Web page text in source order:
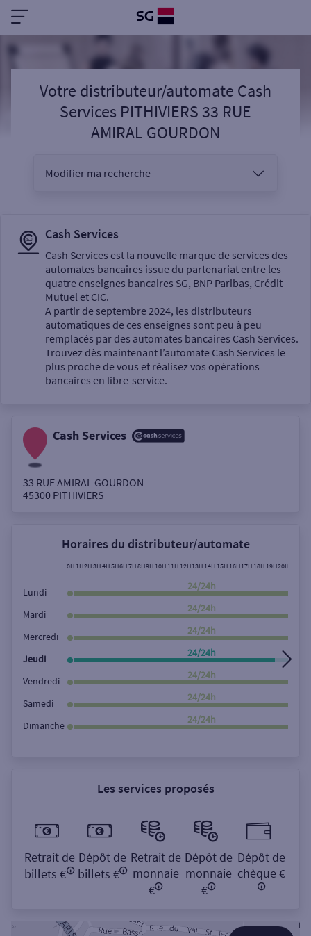
Votre distributeur/automate Cash
Services PITHIVIERS 33 RUE
AMIRAL GOURDON
Modifier ma recherche
Sélectionnez votre recherche
Un service
Autour de moi
Rue
Cash Services
Cash Services est la nouvelle marque de services des
automates bancaires issue du partenariat entre les
quatre enseignes bancaires SG, BNP Paribas, Crédit
Mutuel et CIC.
A partir de septembre 2024, les distributeurs
automatiques de ces enseignes sont peu à peu
remplacés par des automates bancaires Cash Services.
Trouvez dès maintenant l’automate Cash Services le
plus proche de vous et réalisez vos opérations
bancaires en libre-service.
Cash Services
33 RUE AMIRAL GOURDON
45300 PITHIVIERS
Horaires du distributeur/automate
0H 1H2H3H4H5H6H7H8H9H 10H 11H 12H13H 14H 15H 16H17H 18H 19H20H
Lundi
24/24h
Mardi
24/24h
Mercredi
24/24h
Jeudi
24/24h
Vendredi
24/24h
Samedi
24/24h
Dimanche
24/24h
Les services proposés
Retrait de
billets €
Dépôt de
billets €
Retrait de
monnaie
€
Dépôt de
monnaie
€
Dépôt de
chèque €